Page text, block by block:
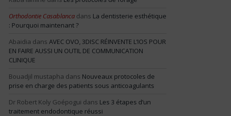
Orthodontie Casablanca dans La dentisterie esthétique
: Pourquoi maintenant ?
Abaidia dans AVEC OVO, 3DISC RÉINVENTE L’IOS POUR
EN FAIRE AUSSI UN OUTIL DE COMMUNICATION
CLINIQUE
Bouadjil mustapha dans Nouveaux protocoles de
prise en charge des patients sous anticoagulants
Dr Robert Koly Goépogui dans Les 3 étapes d’un
traitement endodontique réussi